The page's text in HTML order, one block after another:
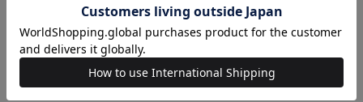
いろいろなテーマの特集一覧はこちら